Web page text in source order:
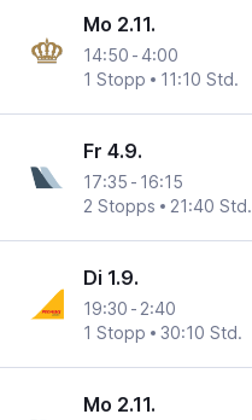
Mo 2.11.
14:50 - 4:00
1 Stopp
11:10 Std.
Fr 4.9.
17:35 - 16:15
2 Stopps
21:40 Std.
Di 1.9.
19:30 - 2:40
1 Stopp
30:10 Std.
Mo 2.11.